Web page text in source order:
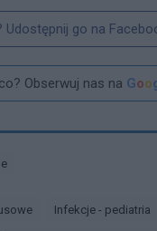
Udostępnij go na
Obserwuj nas na Goo
Infekcje - pediatria